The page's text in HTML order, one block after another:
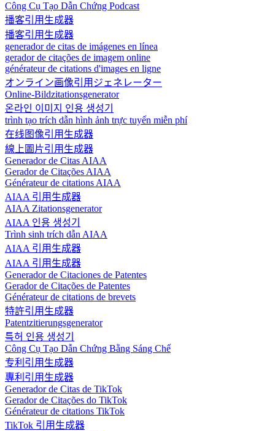
Công Cụ Tạo Dẫn Chứng Podcast
播客引用生成器
播客引用生成器
generador de citas de imágenes en línea
gerador de citações de imagem online
générateur de citations d'images en ligne
オンライン画像引用ジェネレーター
Online-Bildzitationsgenerator
온라인 이미지 인용 생성기
trình tạo trích dẫn hình ảnh trực tuyến miễn phí
在线图像引用生成器
線上圖片引用生成器
Generador de Citas AIAA
Gerador de Citações AIAA
Générateur de citations AIAA
AIAA 引用生成器
AIAA Zitationsgenerator
AIAA 인용 생성기
Trình sinh trích dẫn AIAA
AIAA 引用生成器
AIAA 引用生成器
Generador de Citaciones de Patentes
Gerador de Citações de Patentes
Générateur de citations de brevets
特許引用生成器
Patentzitierungsgenerator
특허 인용 생성기
Công Cụ Tạo Dẫn Chứng Bằng Sáng Chế
专利引用生成器
專利引用生成器
Generador de Citas de TikTok
Gerador de Citações do TikTok
Générateur de citations TikTok
TikTok 引用生成器